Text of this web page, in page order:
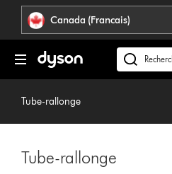
Veuillez
ou
appuyer
Déclaration
relative
à
l’accessibilité
Canada (Francais)
Recherchez
des
Tube-rallonge
Tube-rallonge